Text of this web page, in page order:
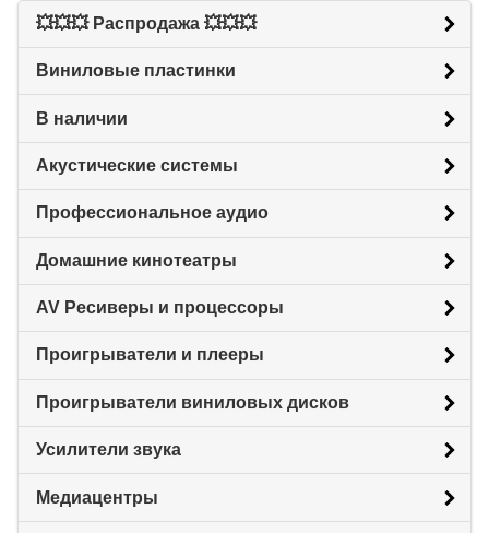
💥💥💥 Распродажа 💥💥💥
Виниловые пластинки
В наличии
Акустические системы
Профессиональное аудио
Домашние кинотеатры
AV Ресиверы и процессоры
Проигрыватели и плееры
Проигрыватели виниловых дисков
Усилители звука
Медиацентры